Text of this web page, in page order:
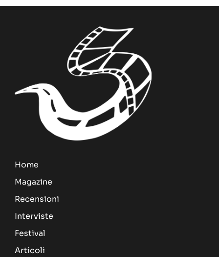
Home
Magazine
Recensioni
Interviste
Festival
Articoli